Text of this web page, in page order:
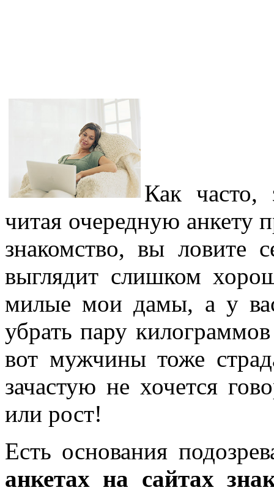
Как часто,
читая очередную анкету
знакомство, вы ловите
выглядит слишком
милые мои дамы, а у
убрать пару
вот мужчины тоже
зачастую не хочется
или рост!
Есть основания
анкетах на сайтах